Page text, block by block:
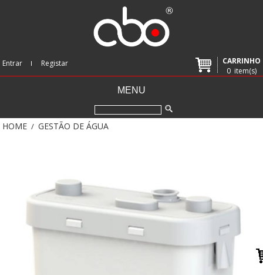
CARRINHO
0item(s)
Entrar Registar
MENU
HOME / GESTÃO DE ÁGUA